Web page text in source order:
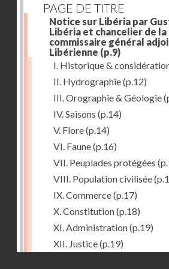
PAGE DE TITRE
Notice sur Libéria par
Libéria et chancelier de
commissaire général
Libérienne (p.9)
I. Historique &
II. Hydrographie(p.12)
III. Orographie & Géologie
IV. Saisons (p.14)
V. Flore(p.14)
VI. Faune(p.16)
VII. Peuplades protégées
VIII. Population civilisée
IX. Commerce(p.17)
X. Constitution(p.18)
XI. Administration(p.19)
XII. Justice(p.19)